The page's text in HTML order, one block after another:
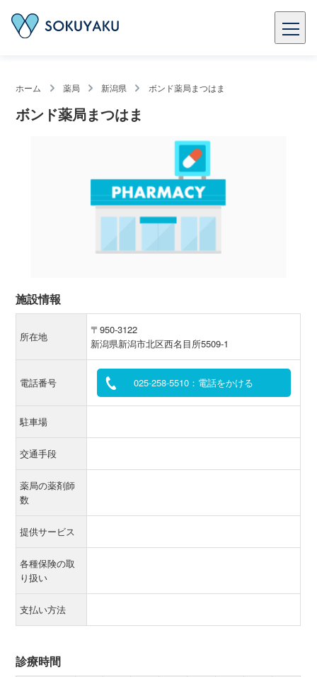
ホーム 薬局 新潟県 ボンド薬局まつはま
ボンド薬局まつはま
施設情報
所在地
〒950-3122
新潟県新潟市北区西名目所5509-1
電話番号 025-258-5510：電話をかける
駐車場
交通手段
薬局の薬剤師
数
提供サービス
各種保険の取
り扱い
支払い方法
診療時間